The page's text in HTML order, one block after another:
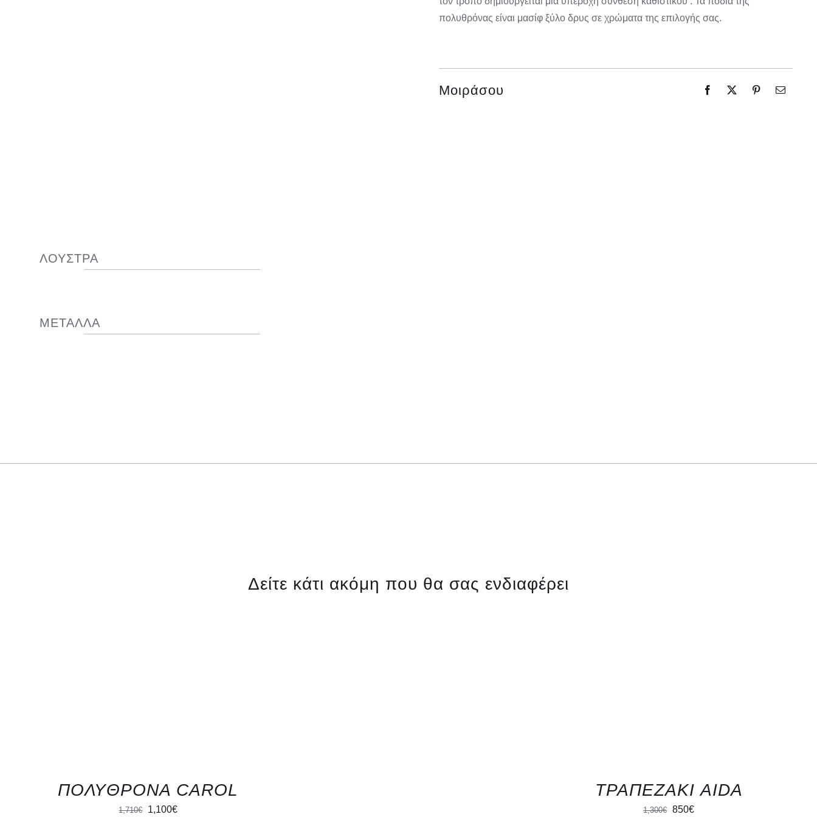
πολυθρόνας είναι μασίφ ξύλο δρυς σε χρώματα της επιλογής σας.
Μοιράσου
ΛΟΥΣΤΡΑ
ΜΕΤΑΛΛΑ
Δείτε κάτι ακόμη που θα σας ενδιαφέρει
ΠΟΛΥΘΡΟΝΑ CAROL
1,710€
Original
1,100€Current
ΤΡΑΠΕΖΑΚΙ AIDA
1,300€ Original
850€Current